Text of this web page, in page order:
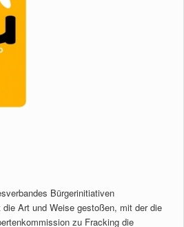
Bürgerinitiativen
Art und Weise gestoßen, mit der die
zu Fracking die